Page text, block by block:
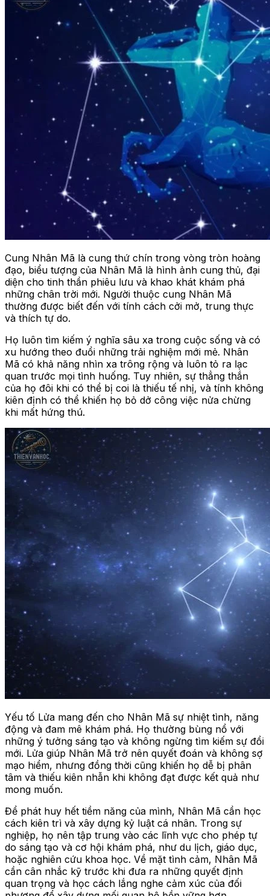
Cung Nhân Mã là cung thứ chín trong vòng tròn hoàng
đạo, biểu tượng của Nhân Mã là hình ảnh cung thủ, đại
diện cho tinh thần phiêu lưu và khao khát khám phá
những chân trời mới. Người thuộc cung Nhân Mã
thường được biết đến với tính cách cởi mở, trung thực
và thích tự do.
Họ luôn tìm kiếm ý nghĩa sâu xa trong cuộc sống và có
xu hướng theo đuổi những trải nghiệm mới mẻ. Nhân
Mã có khả năng nhìn xa trông rộng và luôn tỏ ra lạc
quan trước mọi tình huống. Tuy nhiên, sự thẳng thắn
của họ đôi khi có thể bị coi là thiếu tế nhị, và tính không
kiên định có thể khiến họ bỏ dở công việc nửa chừng
khi mất hứng thú.
Yếu tố Lửa mang đến cho Nhân Mã sự nhiệt tình, năng
động và đam mê khám phá. Họ thường bùng nổ với
những ý tưởng sáng tạo và không ngừng tìm kiếm sự đổi
mới. Lửa giúp Nhân Mã trở nên quyết đoán và không sợ
mạo hiểm, nhưng đồng thời cũng khiến họ dễ bị phân
tâm và thiếu kiên nhẫn khi không đạt được kết quả như
mong muốn.
Để phát huy hết tiềm năng của mình, Nhân Mã cần học
cách kiên trì và xây dựng kỷ luật cá nhân. Trong sự
nghiệp, họ nên tập trung vào các lĩnh vực cho phép tự
do sáng tạo và cơ hội khám phá, như du lịch, giáo dục,
hoặc nghiên cứu khoa học. Về mặt tình cảm, Nhân Mã
cần cân nhắc kỹ trước khi đưa ra những quyết định
quan trọng và học cách lắng nghe cảm xúc của đối